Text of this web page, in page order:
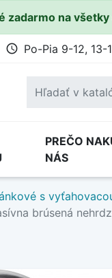
zadarmo na
access_time Po-Pia 9-12, 13-
PREČO
NÁS
s
brúsená